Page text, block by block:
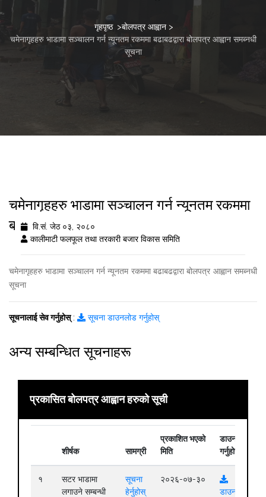
गृहपृष्ठ >बोलपत्र आह्वान >
चमेनागृहहरु भाडामा सञ्चालन गर्न न्यूनतम रकममा बढाबढद्वारा बोलपत्र आह्वान समब्नधी
सूचना
चमेनागृहहरु भाडामा सञ्चालन गर्न न्यूनतम रकममा
बढाबढद्वारा बोलपत्र आह्वान समब्नधी सूचना
वि.सं. जेठ ०३, २०८०
कालीमाटी फलफूल तथा तरकारी बजार विकास समिति
चमेनागृहहरु भाडामा सञ्चालन गर्न न्यूनतम रकममा बढाबढद्वारा बोलपत्र आह्वान समब्नधी
सूचना
सूचनालाई सेव गर्नुहोस्: सूचना डाउनलोड गर्नुहोस्
अन्य सम्बन्धित सूचनाहरू
प्रकासित बोलपत्र आह्वान हरुको सूची
शीर्षक सामग्री
प्रकाशित भएको
मिति
डाउनलोड
गर्नुहोस्
१
सटर भाडामा
लगाउने सम्बन्धी
सूचना
हेर्नुहोस्
२०२६-०७-३०
डाउनलोड